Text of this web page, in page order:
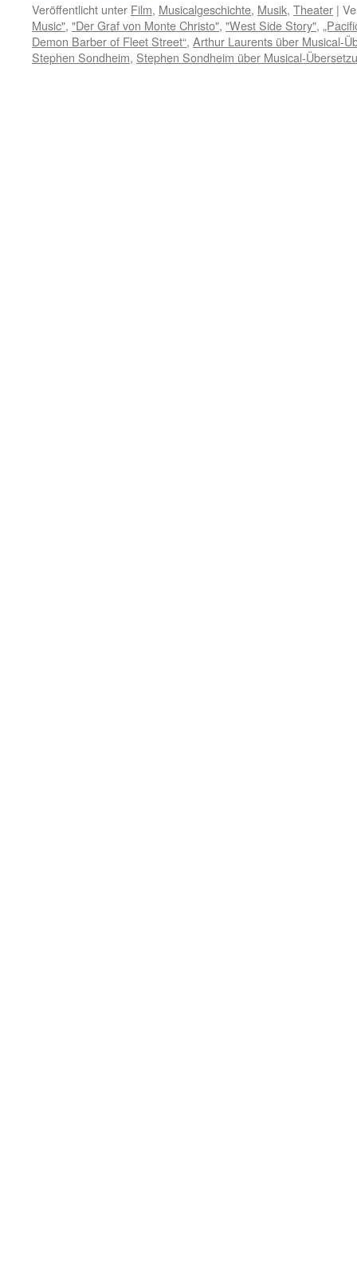
Veröffentlicht unter Film, Musicalgeschichte, Musik, Theater |
Music", "Der Graf von Monte Christo", "West Side Story",
Demon Barber of Fleet Street“, Arthur Laurents über Musical-
Stephen Sondheim, Stephen Sondheim über Musical-